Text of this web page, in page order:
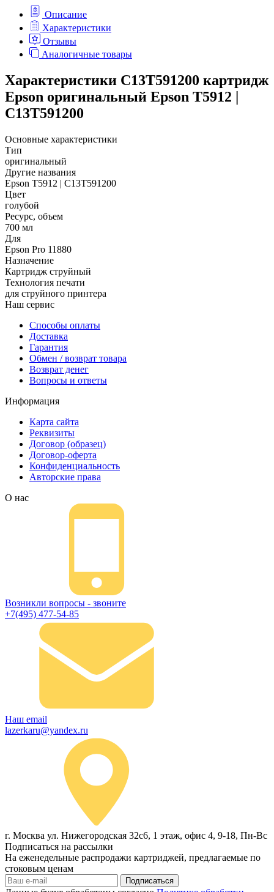
Описание
Характеристики
Отзывы
Аналогичные товары
Характеристики C13T591200 картридж
Epson оригинальный Epson T5912 |
C13T591200
Основные характеристики
Тип
оригинальный
Другие названия
Epson T5912 | C13T591200
Цвет
голубой
Ресурс, объем
700 мл
Для
Epson Pro 11880
Назначение
Картридж струйный
Технология печати
для струйного принтера
Наш сервис
Способы оплаты
Доставка
Гарантия
Обмен / возврат товара
Возврат денег
Вопросы и ответы
Информация
Карта сайта
Реквизиты
Договор (образец)
Договор-оферта
Конфиденциальность
Авторские права
О нас
Возникли вопросы - звоните
+7(495) 477-54-85
Наш email
lazerkaru@yandex.ru
г. Москва ул. Нижегородская 32с6, 1 этаж, офис 4, 9-18, Пн-Вс
Подписаться на рассылки
На еженедельные распродажи картриджей, предлагаемые по
стоковым ценам
Подписаться